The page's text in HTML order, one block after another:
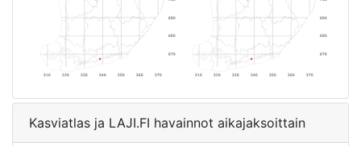
Kasviatlas ja LAJI.FI havainnot aikajaksoittain